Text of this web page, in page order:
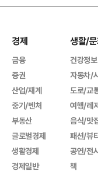
경제
금융
증권
산업/재계
중기/벤처
부동산
글로벌경제
생활경제
경제일반
생활/
건강정보
자동차/
도로/교
여행/레
음식/맛
패션/뷰
공연/전
책